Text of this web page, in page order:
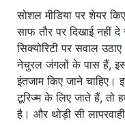
सोशल मीडिया पर शेयर
साफ तौर पर दिखाई नहीं
सिक्योरिटी पर सवाल
नेचुरल जंगलों के पास हैं,
इंतजाम किए जाने
टूरिज्म के लिए जाते हैं, तो
है। और थोड़ी सी